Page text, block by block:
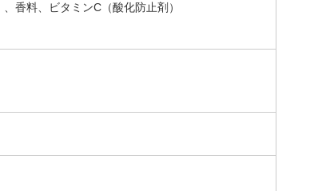
香料、ビタミンC（酸化防止剤）